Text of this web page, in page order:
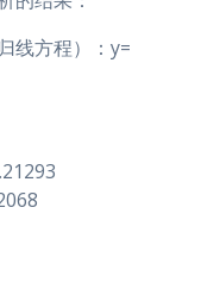
线方程）：y=